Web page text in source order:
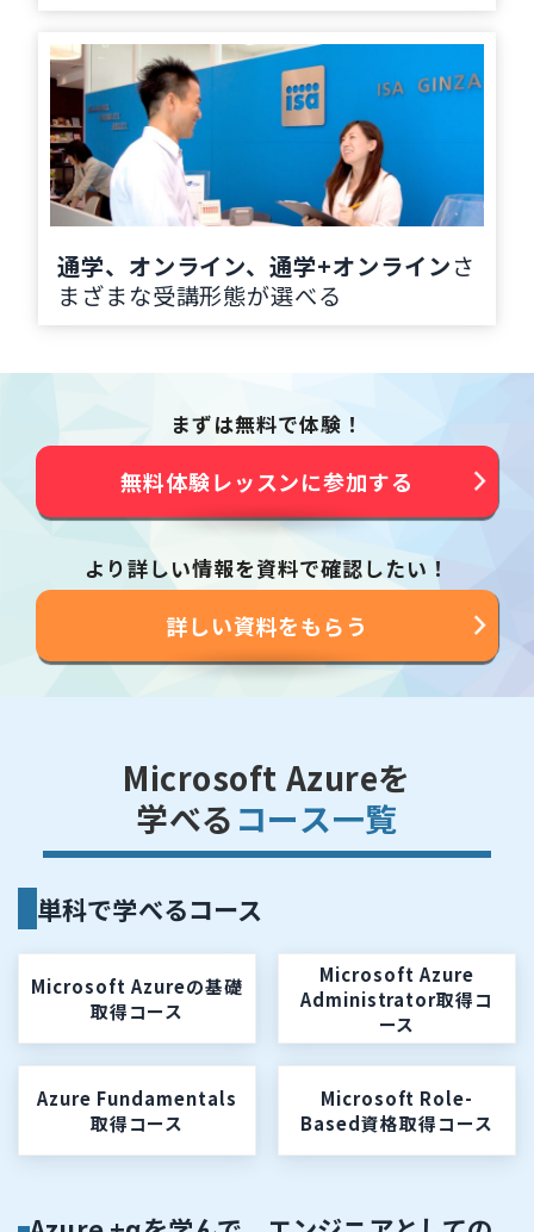
通学、オンライン、通学+オンラインさ
まざまな受講形態が選べる
まずは無料で体験！
無料体験レッスンに参加する
より詳しい情報を資料で確認したい！
詳しい資料をもらう
Microsoft Azureを
学べる コース一覧
単科で学べるコース
Microsoft Azureの基礎
取得コース
Microsoft Azure
Administrator取得コ
ース
Azure Fundamentals
取得コース
Microsoft Role-
Based資格取得コース